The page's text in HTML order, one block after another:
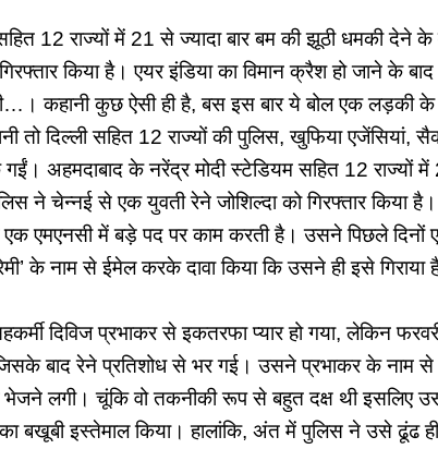
12 राज्यों में 21 से ज्यादा बार बम की झूठी धमकी देने
किया है। एयर इंडिया का विमान क्रैश हो जाने के
कहानी कुछ ऐसी ही है, बस इस बार ये बोल एक लड़की
तो दिल्ली सहित 12 राज्यों की पुलिस, खुफिया एजेंसियां,
अहमदाबाद के नरेंद्र मोदी स्टेडियम सहित 12 राज्यों में
ने चेन्नई से एक युवती रेने जोशिल्दा को गिरफ्तार किया है।
एक एमएनसी में बड़े पद पर काम करती है। उसने पिछले दिनों
के नाम से ईमेल करके दावा किया कि उसने ही इसे गिराया
दिविज प्रभाकर से इकतरफा प्यार हो गया, लेकिन
बाद रेने प्रतिशोध से भर गई। उसने प्रभाकर के नाम
लगी। चूंकि वो तकनीकी रूप से बहुत दक्ष थी इसलिए
बखूबी इस्तेमाल किया। हालांकि, अंत में पुलिस ने उसे ढूंढ ही